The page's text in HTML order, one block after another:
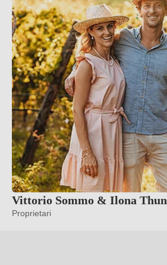
Vittorio Sommo & Ilona Thun
Proprietari